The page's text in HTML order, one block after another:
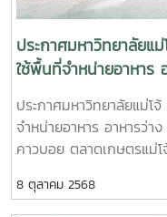
ประกาศมหาวิทยาลัยแ
ใช้พื้นที่จำหน่ายอาหาร
พื้นที่อาคารคาวบอย ต
ประกาศมหาวิทยาลัยแม่โ
จำหน่ายอาหาร อาหารว่
คาวบอย ตลาดเกษตรแม่โ
8 ตุลาคม 2568